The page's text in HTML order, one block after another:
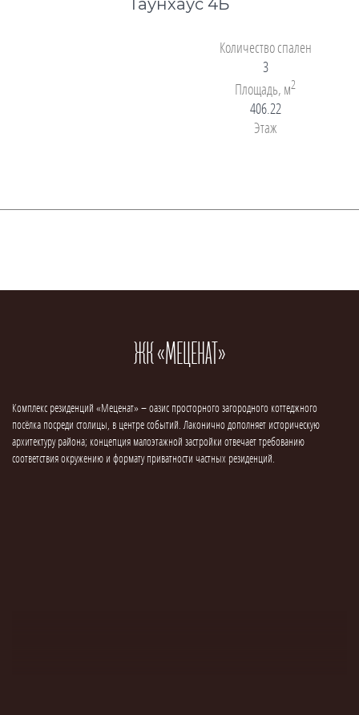
Таунхаус 4Б
Количество спален
3
Площадь, м2
406.22
Этаж
ЖК «МЕЦЕНАТ»
Комплекс резиденций «Меценат» – оазис просторного загородного коттеджного
посёлка посреди столицы, в центре событий. Лаконично дополняет историческую
архитектуру района; концепция малоэтажной застройки отвечает требованию
соответствия окружению и формату приватности частных резиденций.